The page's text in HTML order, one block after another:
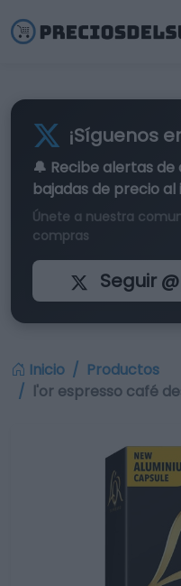
¡Síguenos
🔔 Recibe alertas de
bajadas de precio
Únete a nuestra
compras
Seguir
Inicio
Productos
l'or espresso café